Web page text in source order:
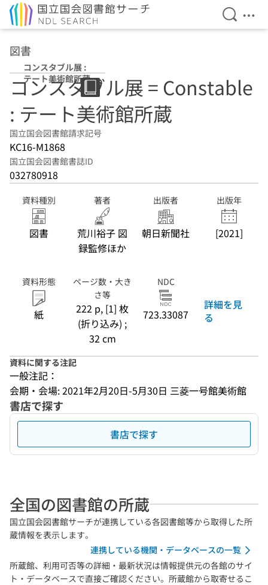
検索を
メ
図書
コンスタブル展 :
テート美術館所蔵
コンスタブル展 = Constable
: テート美術館所蔵
国立国会図書館請求記号
KC16-M1868
国立国会図書館書誌ID
032780918
資料種別
図書
著者
荒川裕子 図
録監修ほか
出版者
朝日新聞社
出版年
[2021]
資料形態
紙
ページ数・大き
さ等
222 p, [1] 枚
(折り込み) ;
32 cm
NDC
723.33087
詳細を見
る
資料に関する注記
一般注記：
会期・会場: 2021年2月20日-5月30日 三菱一号館美術館
書店で探す
書店で探す
全国の図書館の所蔵
国立国会図書館サーチが連携している各図書館等から取得した所
蔵情報を表示します。
連携している機関・データベースの一覧
所蔵館、利用可否等の詳細・最新状況は情報提供元の各館のサイ
ト・データベースで直接ご確認ください。所蔵館から取寄せるこ